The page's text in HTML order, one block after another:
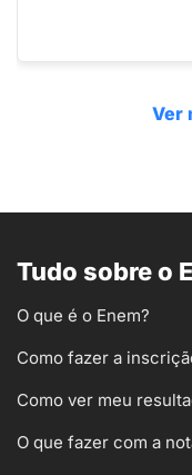
Ver
Tudo sobre o
O que é o Enem?
Como fazer a
Como ver meu
O que fazer com a